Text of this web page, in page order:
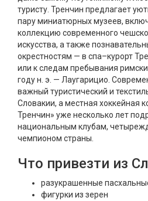
туристу. Тренчин предлагает
пару миниатюрных музеев,
коллекцию современного
искусства, а также
окрестностям — в спа–курорт
или к следам пребывания
году н. э. — Лаугарицио.
важный туристический и
Словакии, а местная хоккейная
Тренчин» уже несколько лет
национальным клубам,
чемпионом страны.
Что привезти из
разукрашенные
фигурки из зерен